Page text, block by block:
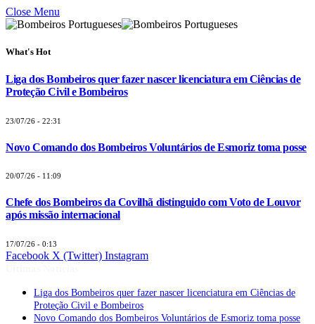
Close Menu
What's Hot
Liga dos Bombeiros quer fazer nascer licenciatura em Ciências de
Proteção Civil e Bombeiros
23/07/26 - 22:31
Novo Comando dos Bombeiros Voluntários de Esmoriz toma posse
20/07/26 - 11:09
Chefe dos Bombeiros da Covilhã distinguido com Voto de Louvor
após missão internacional
17/07/26 - 0:13
Facebook X (Twitter) Instagram
Liga dos Bombeiros quer fazer nascer licenciatura em Ciências de
Proteção Civil e Bombeiros
Novo Comando dos Bombeiros Voluntários de Esmoriz toma posse